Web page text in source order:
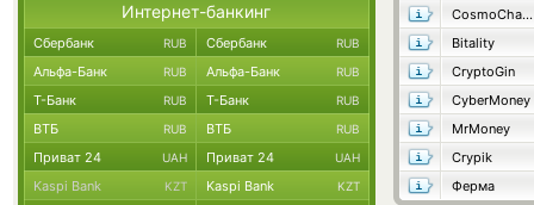
CosmoChanger
Bitality
CryptoGin
CyberMoney
MrMoney
Crypik
Ферма
Интернет-банкинг
Сбербанк RUB Сбербанк RUB
Альфа-Банк RUB Альфа-Банк RUB
Т-Банк RUB Т-Банк RUB
ВТБ RUB ВТБ RUB
Приват 24 UAH Приват 24 UAH
Kaspi Bank KZT Kaspi Bank KZT